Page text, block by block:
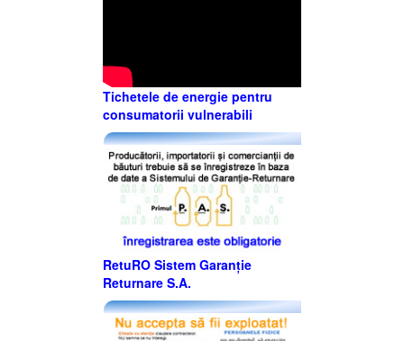
Tichetele de energie pentru
consumatorii vulnerabili
RetuRO Sistem Garanție
Returnare S.A.